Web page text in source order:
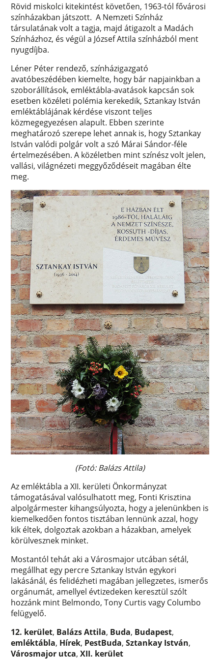
Rövid miskolci kitekintést követően, 1963-tól fővárosi
színházakban játszott. A Nemzeti Színház
társulatának volt a tagja, majd átigazolt a Madách
Színházhoz, és végül a József Attila színházból ment
nyugdíjba.
Léner Péter rendező, színházigazgató
avatóbeszédében kiemelte, hogy bár napjainkban a
szoborállítások, emléktábla-avatások kapcsán sok
esetben közéleti polémia kerekedik, Sztankay István
emléktáblájának kérdése viszont teljes
közmegegyezésen alapult. Ebben szerinte
meghatározó szerepe lehet annak is, hogy Sztankay
István valódi polgár volt a szó Márai Sándor-féle
értelmezésében. A közéletben mint színész volt jelen,
vallási, világnézeti meggyőződéseit magában élte
meg.
(Fotó: Balázs Attila)
Az emléktábla a XII. kerületi Önkormányzat
támogatásával valósulhatott meg, Fonti Krisztina
alpolgármester kihangsúlyozta, hogy a jelenünkben is
kiemelkedően fontos tisztában lennünk azzal, hogy
kik éltek, dolgoztak azokban a házakban, amelyek
körülvesznek minket.
Mostantól tehát aki a Városmajor utcában sétál,
megállhat egy percre Sztankay István egykori
lakásánál, és felidézheti magában jellegzetes, ismerős
orgánumát, amellyel évtizedeken keresztül szólt
hozzánk mint Belmondo, Tony Curtis vagy Columbo
felügyelő.
12. kerület, Balázs Attila, Buda, Budapest,
emléktábla, Hírek, PestBuda,Sztankay István,
Városmajor utca,XII. kerület